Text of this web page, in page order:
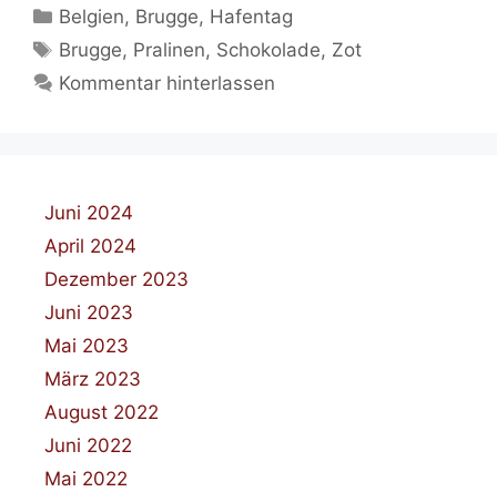
Kategorien
Belgien, Brugge, Hafentag
Schlagwörter
Brugge, Pralinen, Schokolade, Zot
Kommentar hinterlassen
Juni 2024
April 2024
Dezember 2023
Juni 2023
Mai 2023
März 2023
August 2022
Juni 2022
Mai 2022